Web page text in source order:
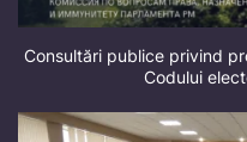
Consultări publice privind
Codului